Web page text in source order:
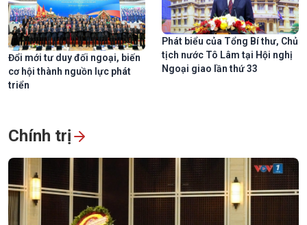
Đổi mới tư duy đối ngoại, biến
cơ hội thành nguồn lực phát
triển
Phát biểu của Tổng Bí thư, Chủ
tịch nước Tô Lâm tại Hội nghị
Ngoại giao lần thứ 33
Chính trị